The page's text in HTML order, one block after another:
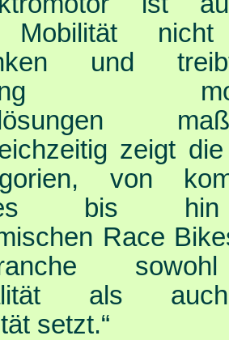
Mobilität
und
zeigt
von
bis
Race
als
setzt.“